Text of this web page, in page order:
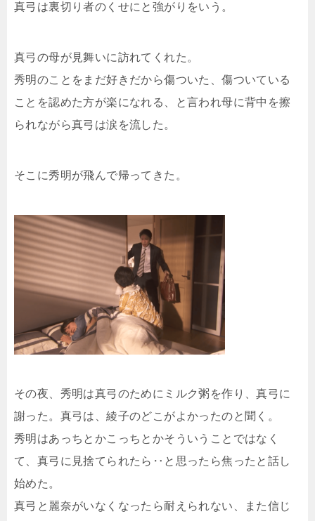
真弓は裏切り者のくせにと強がりをいう。
真弓の母が見舞いに訪れてくれた。
秀明のことをまだ好きだから傷ついた、傷ついている
ことを認めた方が楽になれる、と言われ母に背中を擦
られながら真弓は涙を流した。
そこに秀明が飛んで帰ってきた。
その夜、秀明は真弓のためにミルク粥を作り、真弓に
謝った。真弓は、綾子のどこがよかったのと聞く。
秀明はあっちとかこっちとかそういうことではなく
て、真弓に見捨てられたら‥と思ったら焦ったと話し
始めた。
真弓と麗奈がいなくなったら耐えられない、また信じ